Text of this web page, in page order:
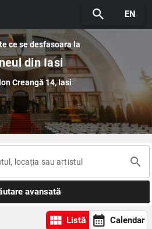
search EN
ce se desfasoara la
din Iasi
Creangă 14, Iasi
search
avansată
view_module Listă calendar_month Calendar